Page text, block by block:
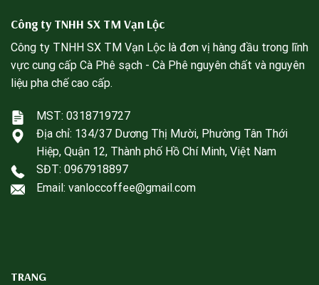
Công ty TNHH SX TM Vạn Lộc
Công ty TNHH SX TM Vạn Lộc là đơn vị hàng đầu trong lĩnh
vực cung cấp Cà Phê sạch - Cà Phê nguyên chất và nguyên
liệu pha chế cao cấp.
MST: 0318719727
Địa chỉ: 134/37 Dương Thị Mười, Phường Tân Thới
Hiệp, Quận 12, Thành phố Hồ Chí Minh, Việt Nam
SĐT: 0967918897
Email: vanloccoffee@gmail.com
TRANG